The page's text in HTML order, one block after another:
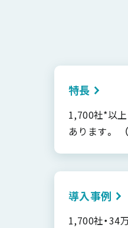
特長
1,700社*以
あります。
導入事例
1,700社・34